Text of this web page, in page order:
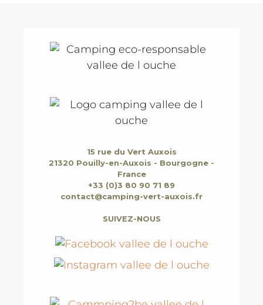
15 rue du Vert Auxois
21320 Pouilly-en-Auxois - Bourgogne -
France
+33 (0)3 80 90 71 89
contact@camping-vert-auxois.fr
SUIVEZ-NOUS